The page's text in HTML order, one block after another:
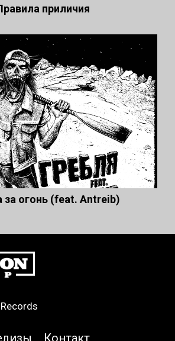
приличия
за огонь (feat. Antreib)
Контакт